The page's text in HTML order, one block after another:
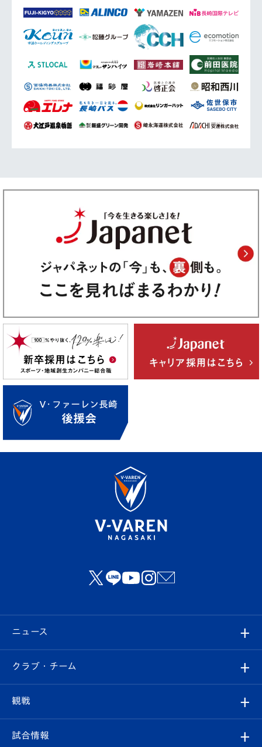
ニュース
すべて
クラブ
クラブ・チーム
観戦
観戦ルール
試合情報